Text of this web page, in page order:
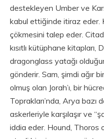
destekleyen Umber ve
kabul ettiğinde itiraz eder.
çökmesini talep eder.
kısıtlı kütüphane kitapları,
dragonglass yatağı
gönderir. Sam, şimdi ağır
olmuş olan Jorah’ı, bir
Toprakları’nda, Arya bazı
askerleriyle karşılaşır ve
iddia eder. Hound, Thoros